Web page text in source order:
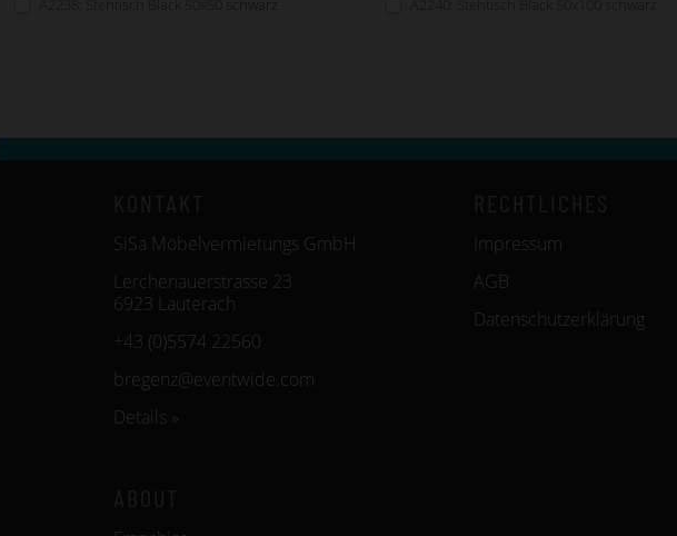
SiSa Möbelvermietungs GmbH
Lerchenauerstrasse 23
6923 Lauterach
+43 (0)5574 22560
bregenz@eventwide.com
Details »
Impressum
AGB
Datenschutzerklärung